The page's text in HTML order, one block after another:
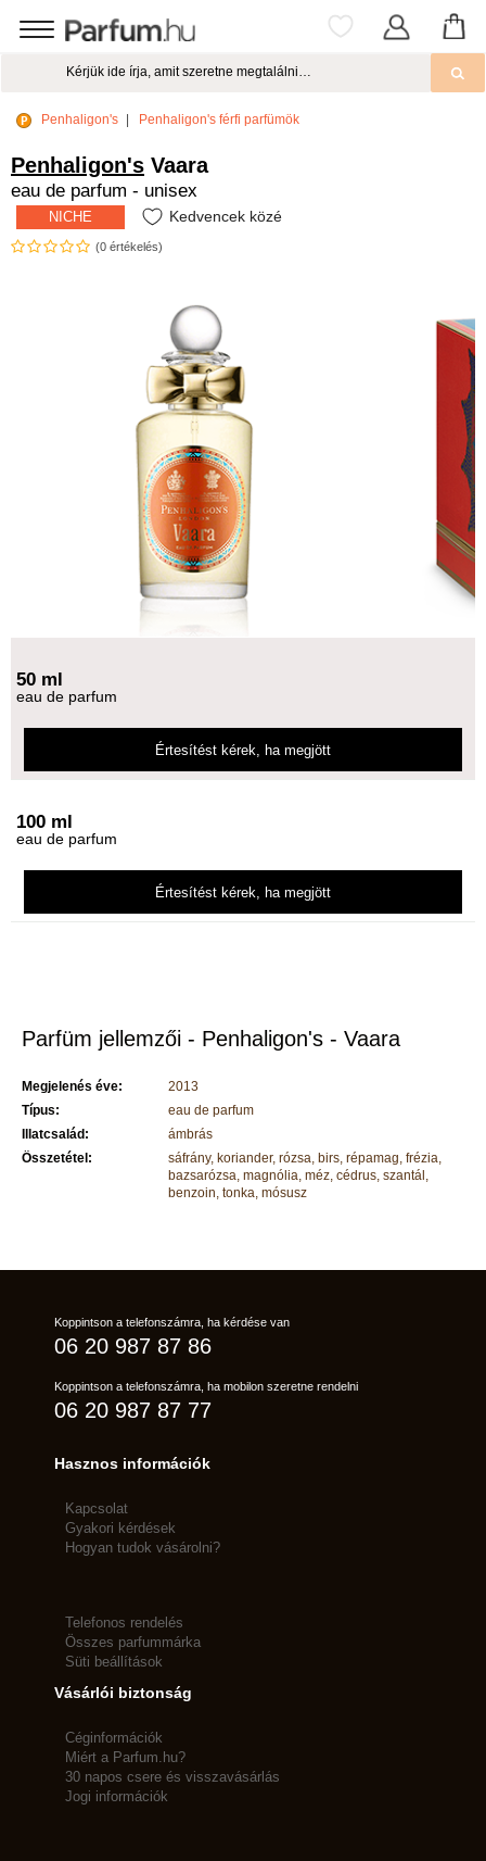
Penhaligon's Penhaligon's férfi parfümök
Penhaligon's Vaara
eau de parfum - unisex
NICHE Kedvencek közé
(0 értékelés)
50 ml
eau de parfum
Értesítést kérek, ha megjött
100 ml
eau de parfum
Értesítést kérek, ha megjött
Parfüm jellemzői - Penhaligon's - Vaara
Megjelenés éve:
2013
Típus:
eau de parfum
Illatcsalád:
ámbrás
Összetétel:
sáfrány, koriander, rózsa, birs, répamag, frézia,
bazsarózsa, magnólia, méz, cédrus, szantál,
benzoin, tonka, mósusz
Koppintson a telefonszámra, ha kérdése van
06 20 987 87 86
Koppintson a telefonszámra, ha mobilon szeretne rendelni
06 20 987 87 77
Hasznos információk
Kapcsolat
Gyakori kérdések
Hogyan tudok vásárolni?
Telefonos rendelés
Összes parfummárka
Süti beállítások
Vásárlói biztonság
Céginformációk
Miért a Parfum.hu?
30 napos csere és visszavásárlás
Jogi információk